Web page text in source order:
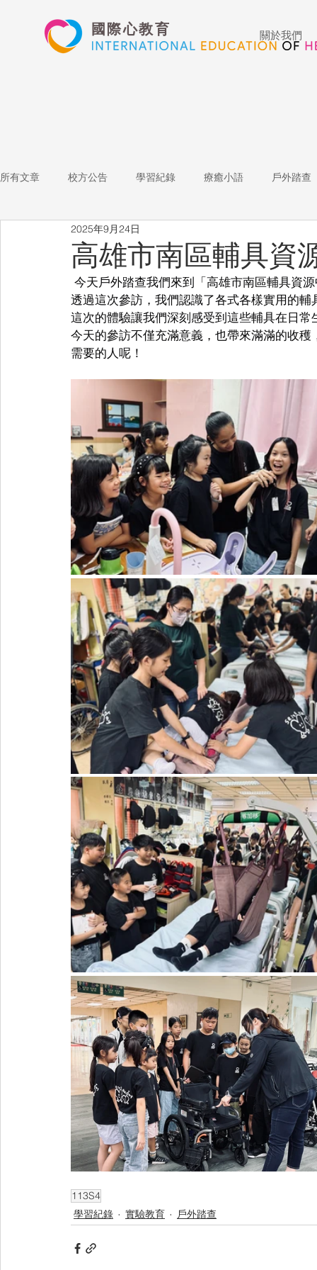
國際心教育 關於我們
所有文章 校方公告 學習紀錄 療癒小語 戶外踏查
表演藝術
國際教育 Star of the Week 教師增能
高雄市南區輔具資
2025年9月24日
今天戶外踏查我們來到「高雄市南區輔具資
透過這次參訪，我們認識了各式各樣實用的
這次的體驗讓我們深刻感受到這些輔具在日
今天的參訪不僅充滿意義，也帶來滿滿的收
需要的人呢！
113S4
學習紀錄
實驗教育 戶外踏查